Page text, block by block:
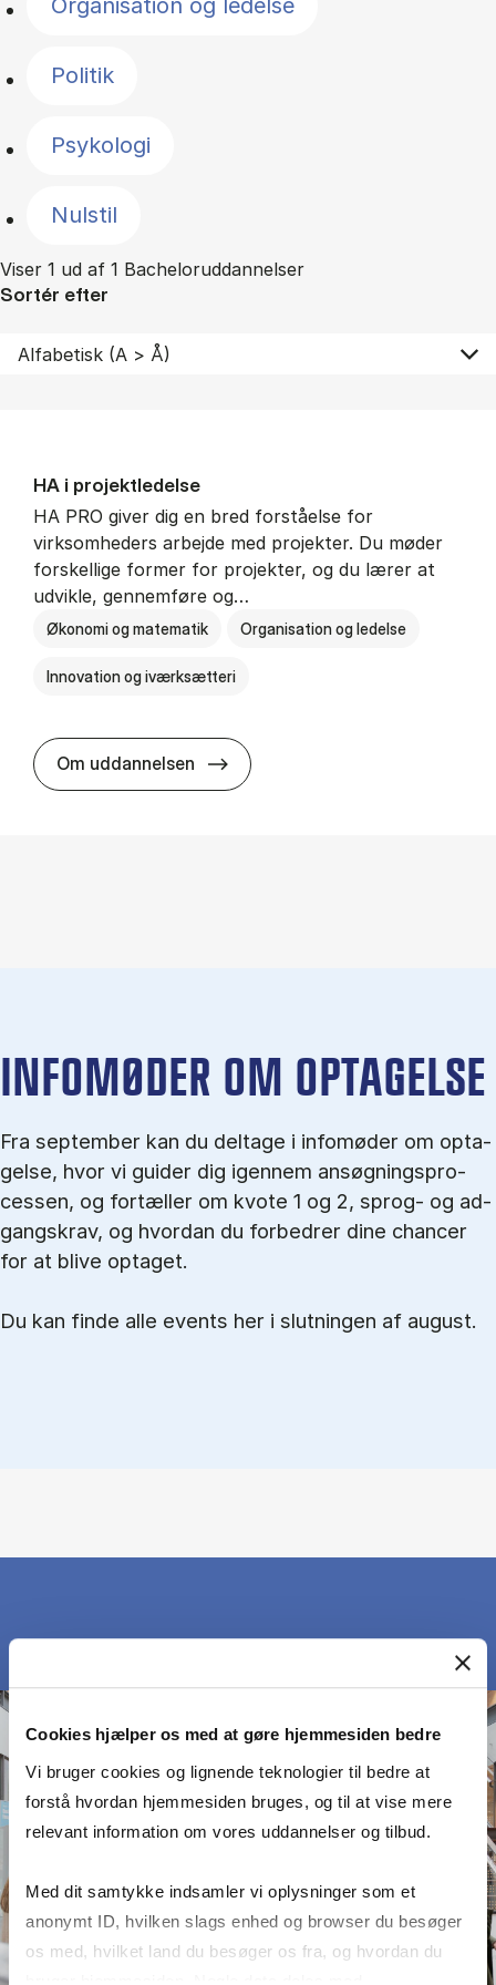
Cookies hjælper os med at gøre hjemmesiden bedre
Vi bruger cookies og lignende teknologier til bedre at
forstå hvordan hjemmesiden bruges, og til at vise mere
relevant information om vores uddannelser og tilbud.
Med dit samtykke indsamler vi oplysninger som et
anonymt ID, hvilken slags enhed og browser du besøger
os med, hvilket land du besøger os fra, og hvordan du
Organisation og ledelse
Politik
Psykologi
Nulstil
Viser 1 ud af 1 Bacheloruddannelser
Sortér efter
HA i pro­jekt­le­del­se
HA PRO giver dig en bred forståelse for
virksomheders arbejde med projekter. Du møder
forskellige former for projekter, og du lærer at
udvikle, gennemføre og…
Økonomi og matematik Organisation og ledelse
Innovation og iværksætteri
Om uddannelsen HA i pro­jekt­le­del­se
IN­FO­MØ­DER OM OP­TA­GEL­SE
Fra september kan du del­tage i in­fo­mø­der om op­ta­
gel­se, hvor vi gu­i­der dig igen­nem an­søg­nings­pro­
ces­sen, og for­tæl­ler om kvo­te 1 og 2, sprog- og ad­
gangs­krav, og hvordan du forbedrer dine chancer
for at blive optaget.
Du kan finde alle events her i slutningen af august.